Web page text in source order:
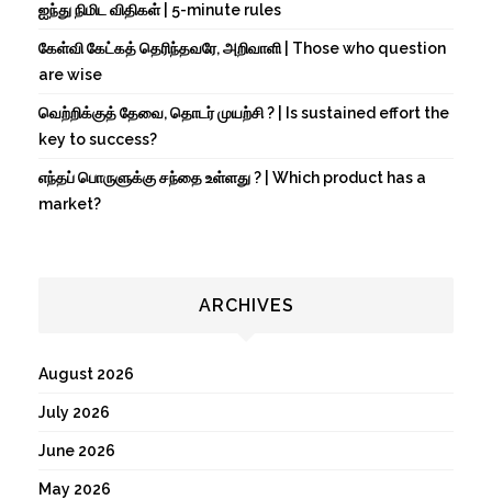
ஐந்து நிமிட விதிகள் | 5-minute rules
கேள்வி கேட்கத் தெரிந்தவரே, அறிவாளி | Those who question
are wise
வெற்றிக்குத் தேவை, தொடர் முயற்சி ? | Is sustained effort the
key to success?
எந்தப் பொருளுக்கு சந்தை உள்ளது ? | Which product has a
market?
ARCHIVES
August 2026
July 2026
June 2026
May 2026